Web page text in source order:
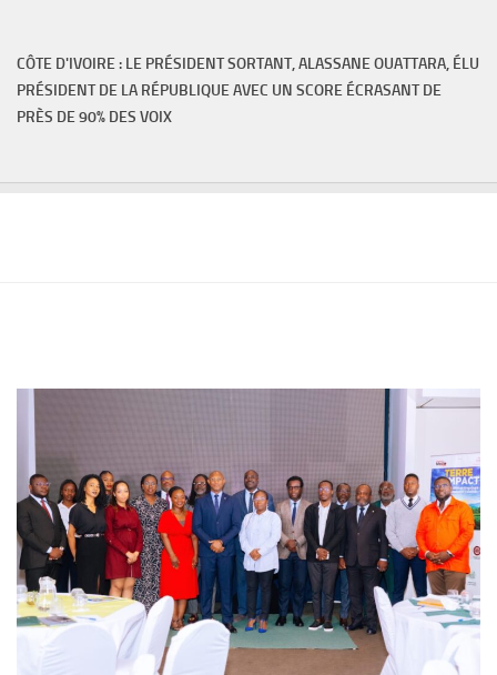
CÔTE D'IVOIRE : LE PRÉSIDENT SORTANT, ALASSANE OUATTARA, ÉLU
PRÉSIDENT DE LA RÉPUBLIQUE AVEC UN SCORE ÉCRASANT DE
PRÈS DE 90% DES VOIX